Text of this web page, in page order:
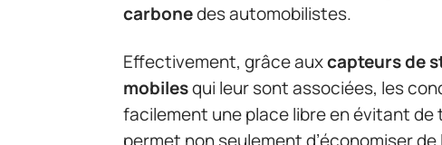
carbonedes automobilistes.
Effectivement, grâce auxcapteurs de
mobilesqui leur sont associées, les
facilement une place libre en évitant